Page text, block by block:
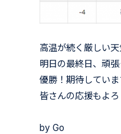
高温が続く厳しい
明日の最終日、頑
優勝！期待していま
皆さんの応援もよ
by Go